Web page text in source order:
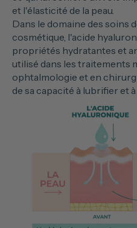
et l'élasticité de la peau.
Dans le domaine des soins
cosmétique, l'acide
propriétés hydratantes et
utilisé dans les traitements
ophtalmologie et en
de sa capacité à lubrifier et